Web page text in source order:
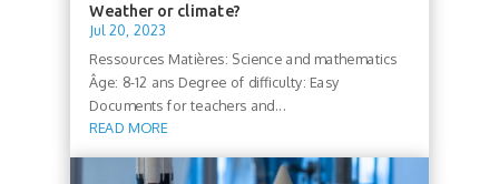
Weather or climate?
Jul 20, 2023
Ressources Matières: Science and mathematics
Âge: 8-12 ans Degree of difficulty: Easy
Documents for teachers and...
READ MORE